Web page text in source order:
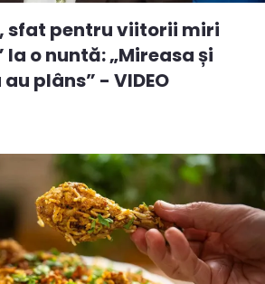
sfat pentru viitorii miri
la o nuntă: „Mireasa și
plâns” - VIDEO